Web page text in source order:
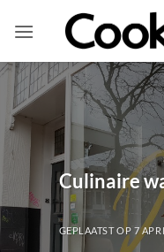
naar
Culinaire
GEPLAATST OP 7